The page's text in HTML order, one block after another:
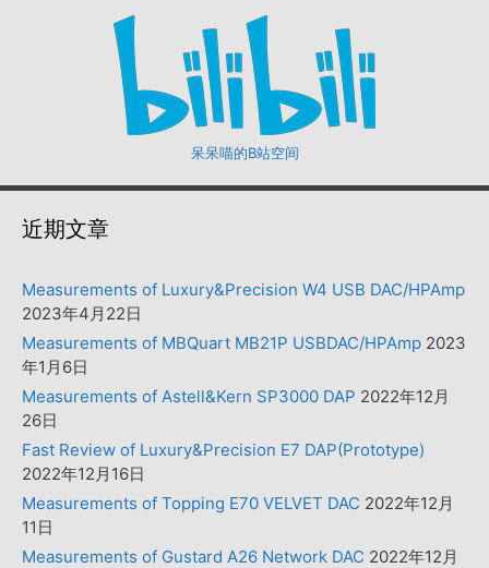
呆呆喵的B站空间
近期文章
Measurements of Luxury&Precision W4 USB DAC/HPAmp
2023年4月22日
Measurements of MBQuart MB21P USBDAC/HPAmp 2023
年1月6日
Measurements of Astell&Kern SP3000 DAP 2022年12月
26日
Fast Review of Luxury&Precision E7 DAP(Prototype)
2022年12月16日
Measurements of Topping E70 VELVET DAC 2022年12月
11日
Measurements of Gustard A26 Network DAC 2022年12月